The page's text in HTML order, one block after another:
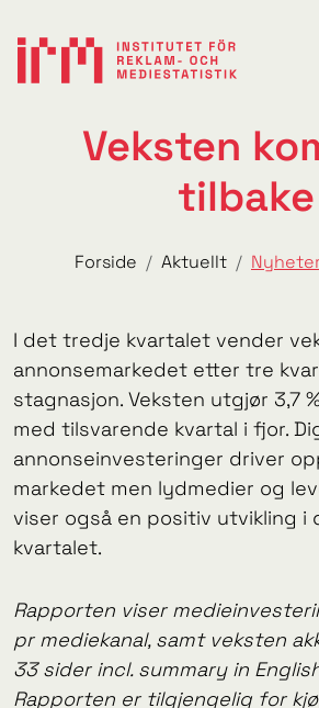
Veksten
tilbake
Forside Aktuellt
I det tredje kvartalet vender
annonsemarkedet etter tre
stagnasjon. Veksten utgjør 3,7
med tilsvarende kvartal i fjor.
annonseinvesteringer driver
markedet men lydmedier og
viser også en positiv utvikling i
kvartalet.
Rapporten viser
pr mediekanal, samt veksten
33 sider incl. summary in
Rapporten er tilgjengelig for